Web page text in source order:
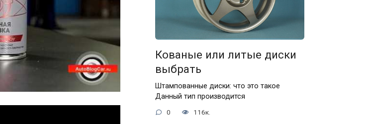
Кованые или литые диски
выбрать
Штампованные диски: что это такое
Данный тип производится
0 116к.